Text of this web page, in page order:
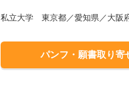
私立大学 東京都／愛知県／大阪
パンフ・願書取り寄